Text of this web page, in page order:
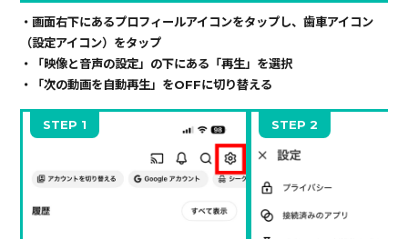
・画面右下にあるプロフィールアイコンをタップし、歯車アイコン
（設定アイコン）をタップ
・「映像と音声の設定」の下にある「再生」を選択
・「次の動画を自動再生」をOFFに切り替える
STEP 1 STEP 2